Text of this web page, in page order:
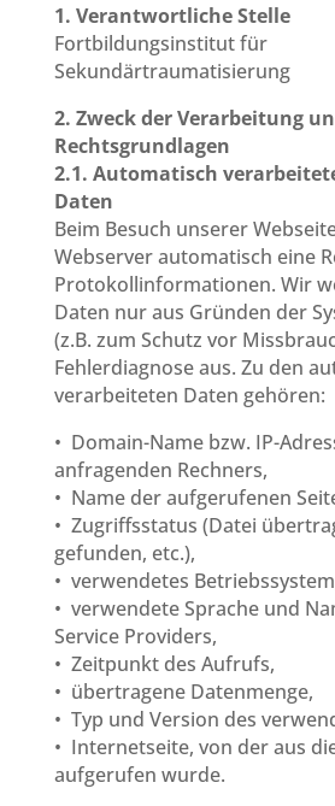
1. Verantwortliche Stelle
Fortbildungsinstitut für
Sekundärtraumatisierung
2. Zweck der Verarbeitung
Rechtsgrundlagen
2.1. Automatisch
Daten
Beim Besuch unserer
Webserver automatisch eine
Protokollinformationen. Wir
Daten nur aus Gründen der
(z.B. zum Schutz vor
Fehlerdiagnose aus. Zu den
verarbeiteten Daten gehören:
• Domain-Name bzw. IP-
anfragenden Rechners,
• Name der aufgerufenen
• Zugriffsstatus (Datei
gefunden, etc.),
• verwendetes
• verwendete Sprache und
Service Providers,
• Zeitpunkt des Aufrufs,
• übertragene Datenmenge,
• Typ und Version des
• Internetseite, von der aus
aufgerufen wurde.